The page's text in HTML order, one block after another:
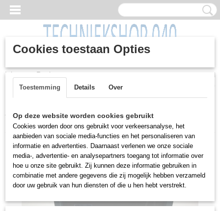
Inloggen Registreren
Home >Overig>Elektra / Kabels>Acculader, Davenset
Westinghouse, C12/24, 110/220 volt
Cookies toestaan Opties
Toestemming Details Over
Op deze website worden cookies gebruikt
Cookies worden door ons gebruikt voor verkeersanalyse, het
aanbieden van sociale media-functies en het personaliseren van
informatie en advertenties. Daarnaast verlenen we onze sociale
media-, advertentie- en analysepartners toegang tot informatie over
hoe u onze site gebruikt. Zij kunnen deze informatie gebruiken in
combinatie met andere gegevens die zij mogelijk hebben verzameld
door uw gebruik van hun diensten of die u hen hebt verstrekt.